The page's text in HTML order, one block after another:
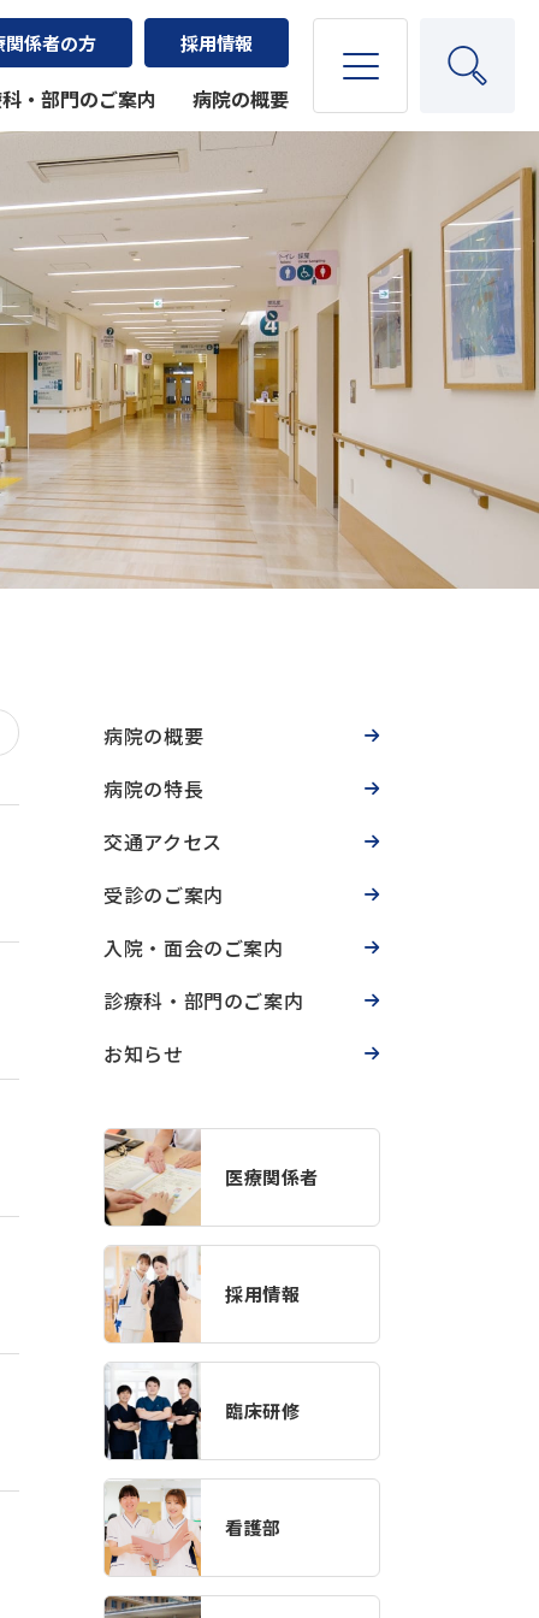
関係者の方 採用情報
・部門のご案内 病院の概要
病院の概要
病院の特長
交通アクセス
受診のご案内
入院・面会のご案内
診療科・部門のご案内
お知らせ
医療関係者
採用情報
臨床研修
看護部